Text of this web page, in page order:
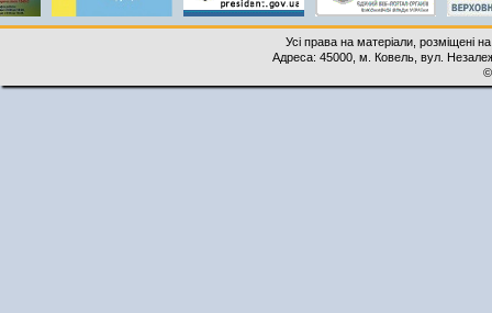
Усі права на матеріали, розміщені
Адреса: 45000, м. Ковель, вул.